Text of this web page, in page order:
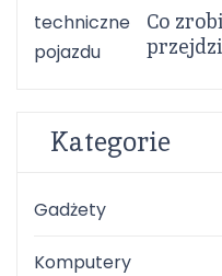
Co
Kategorie
Gadżety
Komputery